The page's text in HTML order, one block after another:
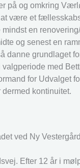
på og omkring
være et
en
og senest en
danne grundlaget
med
for Udvalget
kontinuitet.
ved Ny
Efter 12 år i